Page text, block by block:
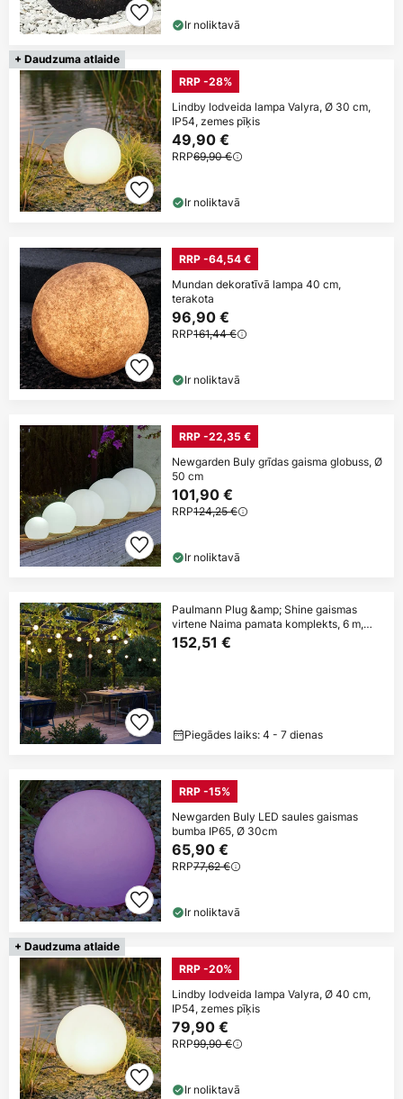
Ir noliktavā
+ Daudzuma atlaide
RRP -28%
Lindby lodveida lampa Valyra, Ø 30 cm,
IP54, zemes pīķis
49,90 €
RRP69,90 €
Ir noliktavā
RRP -64,54 €
Mundan dekoratīvā lampa 40 cm,
terakota
96,90 €
RRP161,44 €
Ir noliktavā
RRP -22,35 €
Newgarden Buly grīdas gaisma globuss, Ø
50 cm
101,90 €
RRP124,25 €
Ir noliktavā
Paulmann Plug &amp; Shine gaismas
virtene Naima pamata komplekts, 6 m,
IP67
152,51 €
Piegādes laiks: 4 - 7 dienas
RRP -15%
Newgarden Buly LED saules gaismas
bumba IP65, Ø 30cm
65,90 €
RRP77,62 €
Ir noliktavā
+ Daudzuma atlaide
RRP -20%
Lindby lodveida lampa Valyra, Ø 40 cm,
IP54, zemes pīķis
79,90 €
RRP99,90 €
Ir noliktavā